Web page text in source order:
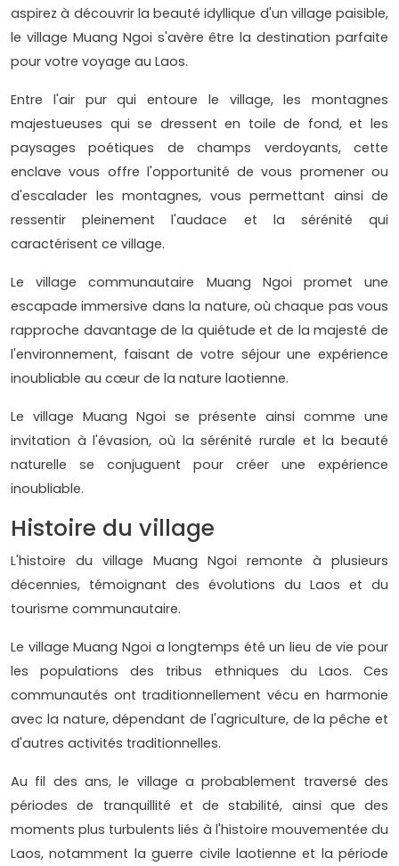
aspirez à découvrir la beauté idyllique d'un village paisible,
le village Muang Ngoi s'avère être la destination parfaite
pour votre voyage au Laos.
Entre l'air pur qui entoure le village, les montagnes
majestueuses qui se dressent en toile de fond, et les
paysages poétiques de champs verdoyants, cette
enclave vous offre l'opportunité de vous promener ou
d'escalader les montagnes, vous permettant ainsi de
ressentir pleinement l'audace et la sérénité qui
caractérisent ce village.
Le village communautaire Muang Ngoi promet une
escapade immersive dans la nature, où chaque pas vous
rapproche davantage de la quiétude et de la majesté de
l'environnement, faisant de votre séjour une expérience
inoubliable au cœur de la nature laotienne.
Le village Muang Ngoi se présente ainsi comme une
invitation à l'évasion, où la sérénité rurale et la beauté
naturelle se conjuguent pour créer une expérience
inoubliable.
Histoire du village
L'histoire du village Muang Ngoi remonte à plusieurs
décennies, témoignant des évolutions du Laos et du
tourisme communautaire.
Le village Muang Ngoi a longtemps été un lieu de vie pour
les populations des tribus ethniques du Laos. Ces
communautés ont traditionnellement vécu en harmonie
avec la nature, dépendant de l'agriculture, de la pêche et
d'autres activités traditionnelles.
Au fil des ans, le village a probablement traversé des
périodes de tranquillité et de stabilité, ainsi que des
moments plus turbulents liés à l'histoire mouvementée du
Laos, notamment la guerre civile laotienne et la période